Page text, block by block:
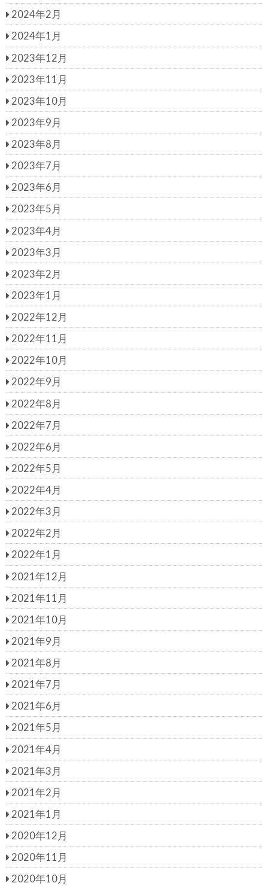
2024年2月
2024年1月
2023年12月
2023年11月
2023年10月
2023年9月
2023年8月
2023年7月
2023年6月
2023年5月
2023年4月
2023年3月
2023年2月
2023年1月
2022年12月
2022年11月
2022年10月
2022年9月
2022年8月
2022年7月
2022年6月
2022年5月
2022年4月
2022年3月
2022年2月
2022年1月
2021年12月
2021年11月
2021年10月
2021年9月
2021年8月
2021年7月
2021年6月
2021年5月
2021年4月
2021年3月
2021年2月
2021年1月
2020年12月
2020年11月
2020年10月